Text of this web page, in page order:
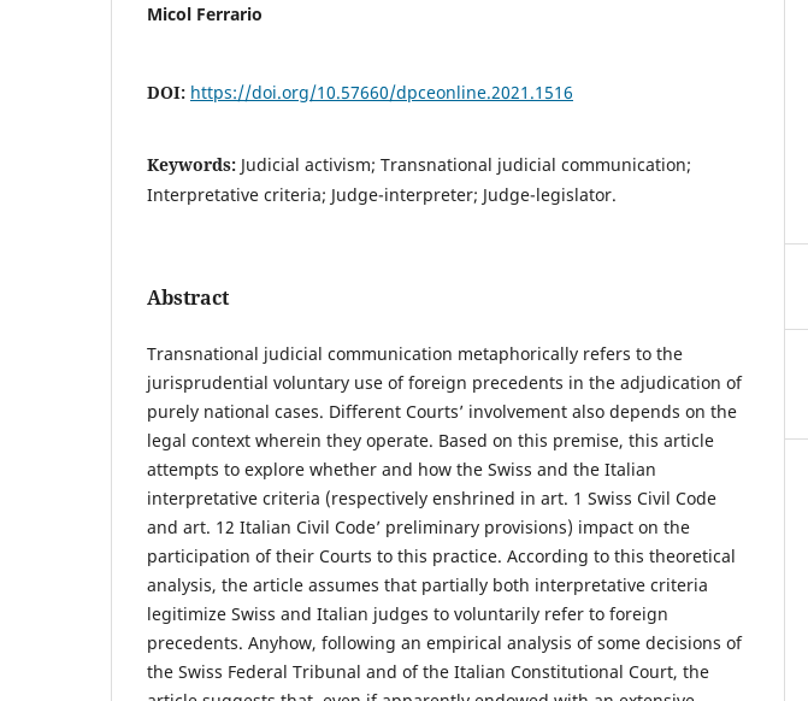
Micol Ferrario
DOI: https://doi.org/10.57660/dpceonline.2021.1516
Keywords: Judicial activism; Transnational judicial communication;
Interpretative criteria; Judge-interpreter; Judge-legislator.
Abstract
Transnational judicial communication metaphorically refers to the
jurisprudential voluntary use of foreign precedents in the adjudication of
purely national cases. Different Courts’ involvement also depends on the
legal context wherein they operate. Based on this premise, this article
attempts to explore whether and how the Swiss and the Italian
interpretative criteria (respectively enshrined in art. 1 Swiss Civil Code
and art. 12 Italian Civil Code’ preliminary provisions) impact on the
participation of their Courts to this practice. According to this theoretical
analysis, the article assumes that partially both interpretative criteria
legitimize Swiss and Italian judges to voluntarily refer to foreign
precedents. Anyhow, following an empirical analysis of some decisions of
the Swiss Federal Tribunal and of the Italian Constitutional Court, the